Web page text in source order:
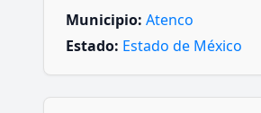
Municipio: Atenco
Estado: Estado de México